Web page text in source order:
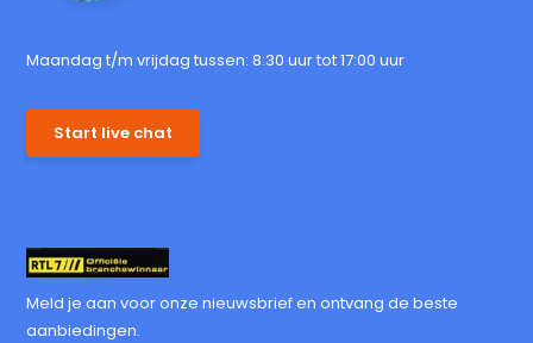
Maandag t/m vrijdag tussen: 8:30 uur tot 17:00 uur
Start live chat
Meld je aan voor onze nieuwsbrief en ontvang de beste
aanbiedingen.